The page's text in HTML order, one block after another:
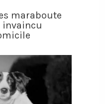
maraboute
invaincu